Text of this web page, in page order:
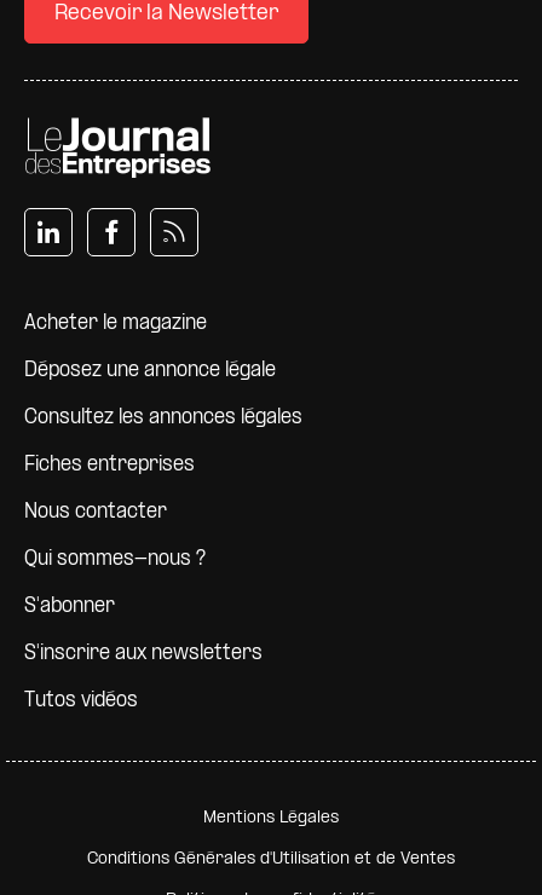
Recevoir la Newsletter
Pied de page
Acheter le magazine
Déposez une annonce légale
Consultez les annonces légales
Fiches entreprises
Nous contacter
Qui sommes-nous ?
S'abonner
S'inscrire aux newsletters
Tutos vidéos
Pied de page secondaire
Mentions Légales
Conditions Générales d'Utilisation et de Ventes